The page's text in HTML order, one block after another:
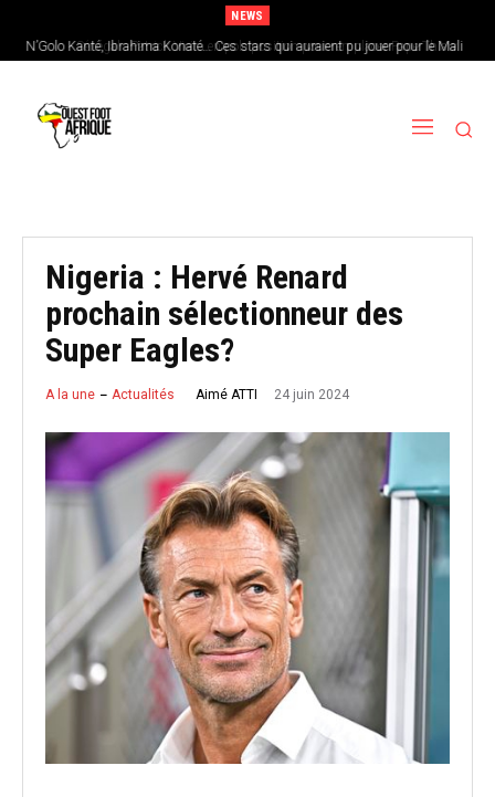
NEWS
N’Golo Kanté, Ibrahima Konaté… Ces stars qui auraient pu jouer pour le Mali
Sénégal : Patrick Vieira en pole position pour remplacer Pape Thiaw
Nigeria : Hervé Renard
prochain sélectionneur des
Super Eagles?
A la une Actualités Aimé ATTI 24 juin 2024